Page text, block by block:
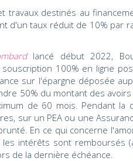
travaux destinés au
d'un taux réduit de 10% par
lancé début 2022,
100% en ligne
sur l'épargne déposée
50% du montant des avoirs
de 60 mois. Pendant la
sur un PEA ou une
En ce qui concerne
intérêts sont remboursés
de la dernière échéance.